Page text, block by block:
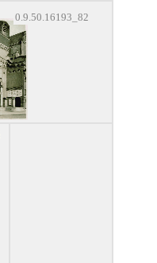
0.9.50.16193_82